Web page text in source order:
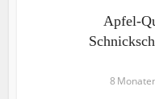
Apfel-
8